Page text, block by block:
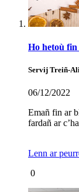
Ho hetoù fin
Servij Treiñ-
06/12/2022
Emañ fin ar
fardañ ar
Lenn ar
0